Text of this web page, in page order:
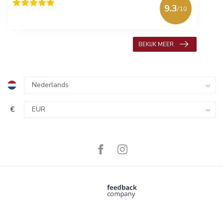
9.3/10
BEKIJK MEER
€